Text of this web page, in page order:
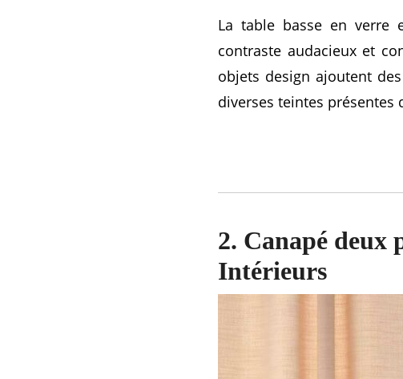
La table basse en verre
contraste audacieux et
objets design ajoutent
diverses teintes présentes
2. Canapé deux
Intérieurs